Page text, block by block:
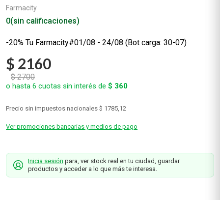
Farmacity
0(sin calificaciones)
-20% Tu Farmacity#01/08 - 24/08 (Bot carga: 30-07)
$ 2160
$ 2700
o hasta 6 cuotas sin interés de $ 360
Precio sin impuestos nacionales $ 1785,12
Ver promociones bancarias y medios de pago
Inicia sesión para, ver stock real en tu ciudad, guardar
productos y acceder a lo que más te interesa.
10.nyx